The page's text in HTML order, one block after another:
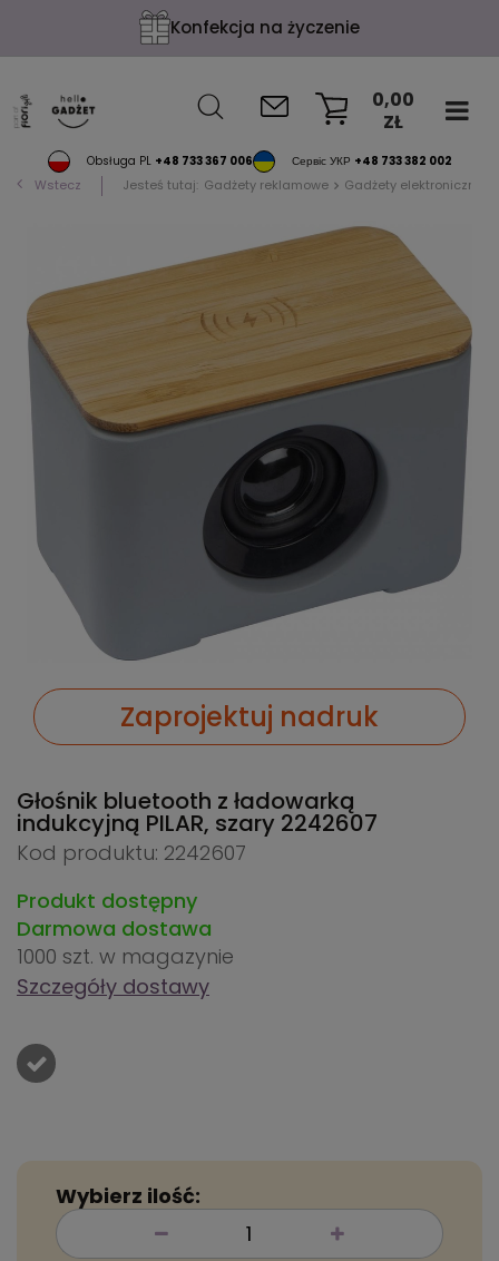
Konfekcja na życzenie
Obsługa PL +48 733 367 006 Сервіс УКР +48 733 382 002
0,00
ZŁ
Wstecz Jesteś tutaj: Gadżety reklamowe Gadżety elektroniczne
Zaprojektuj nadruk
Głośnik bluetooth z ładowarką
indukcyjną PILAR, szary 2242607
Kod produktu: 2242607
Produkt dostępny
Darmowa dostawa
1000 szt. w magazynie
Szczegóły dostawy
Wybierz ilość: